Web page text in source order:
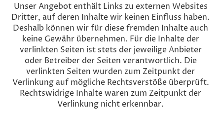
Unser Angebot enthält Links zu externen Websites
Dritter, auf deren Inhalte wir keinen Einfluss haben.
Deshalb können wir für diese fremden Inhalte auch
keine Gewähr übernehmen. Für die Inhalte der
verlinkten Seiten ist stets der jeweilige Anbieter
oder Betreiber der Seiten verantwortlich. Die
verlinkten Seiten wurden zum Zeitpunkt der
Verlinkung auf mögliche Rechtsverstöße überprüft.
Rechtswidrige Inhalte waren zum Zeitpunkt der
Verlinkung nicht erkennbar.